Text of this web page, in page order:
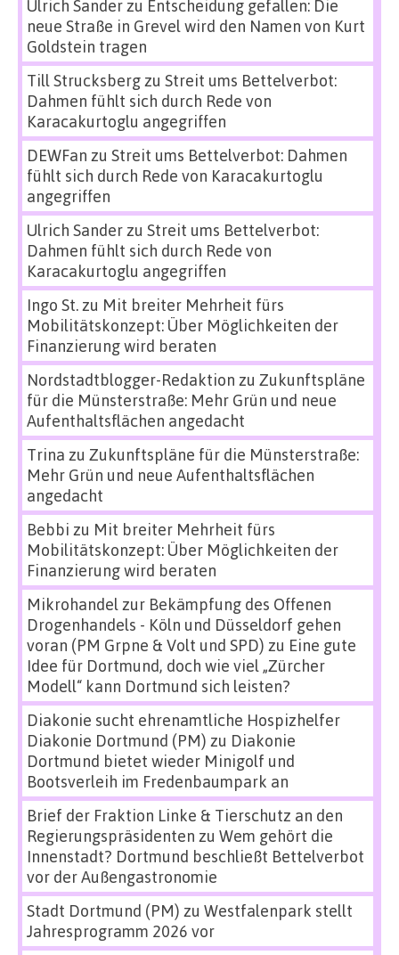
Ulrich Sanderzu Entscheidung gefallen: Die
neue Straße in Grevel wird den Namen von Kurt
Goldstein tragen
Till Strucksbergzu Streit ums Bettelverbot:
Dahmen fühlt sich durch Rede von
Karacakurtoglu angegriffen
DEWFan zu Streit ums Bettelverbot: Dahmen
fühlt sich durch Rede von Karacakurtoglu
angegriffen
Ulrich Sanderzu Streit ums Bettelverbot:
Dahmen fühlt sich durch Rede von
Karacakurtoglu angegriffen
Ingo St.zu Mit breiter Mehrheit fürs
Mobilitätskonzept: Über Möglichkeiten der
Finanzierung wird beraten
Nordstadtblogger-Redaktion zu Zukunftspläne
für die Münsterstraße: Mehr Grün und neue
Aufenthaltsflächen angedacht
Trina zu Zukunftspläne für die Münsterstraße:
Mehr Grün und neue Aufenthaltsflächen
angedacht
Bebbi zu Mit breiter Mehrheit fürs
Mobilitätskonzept: Über Möglichkeiten der
Finanzierung wird beraten
Mikrohandel zur Bekämpfung des Offenen
Drogenhandels - Köln und Düsseldorf gehen
voran (PM Grpne & Volt und SPD) zu Eine gute
Idee für Dortmund, doch wie viel „Zürcher
Modell“ kann Dortmund sich leisten?
Diakonie sucht ehrenamtliche Hospizhelfer
Diakonie Dortmund (PM) zu Diakonie
Dortmund bietet wieder Minigolf und
Bootsverleih im Fredenbaumpark an
Brief der Fraktion Linke & Tierschutz an den
Regierungspräsidenten zu Wem gehört die
Innenstadt? Dortmund beschließt Bettelverbot
vor der Außengastronomie
Stadt Dortmund (PM) zu Westfalenpark stellt
Jahresprogramm 2026 vor